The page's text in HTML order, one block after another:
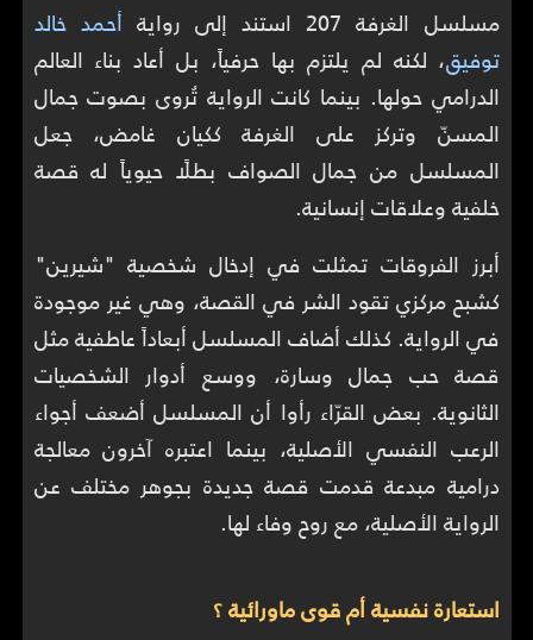
مسلسل الغرفة 207 استند إلى رواية
أحمد خالد
توفيق، لكنه لم يلتزم بها حرفياً، بل أعاد بناء العالم
الدرامي حولها. بينما كانت الرواية تُروى بصوت جمال
المسنّ وتركز على الغرفة ككيان غامض، جعل
المسلسل من جمال الصواف بطلًا حيوياً له قصة
خلفية وعلاقات إنسانية.
أبرز الفروقات تمثلت في إدخال شخصية "شيرين"
كشبح مركزي تقود الشر في القصة، وهي غير موجودة
في الرواية. كذلك أضاف المسلسل أبعاداً عاطفية مثل
قصة حب جمال وسارة، ووسع أدوار الشخصيات
الثانوية. بعض القرّاء رأوا أن المسلسل أضعف أجواء
الرعب النفسي الأصلية، بينما اعتبره آخرون معالجة
درامية مبدعة قدمت قصة جديدة بجوهر مختلف عن
الرواية الأصلية، مع روح وفاء لها.
استعارة نفسية أم قوى ماورائية ؟